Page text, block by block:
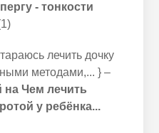
- тонкости
лечить дочку
методами,... } –
на Чем лечить
у ребёнка...